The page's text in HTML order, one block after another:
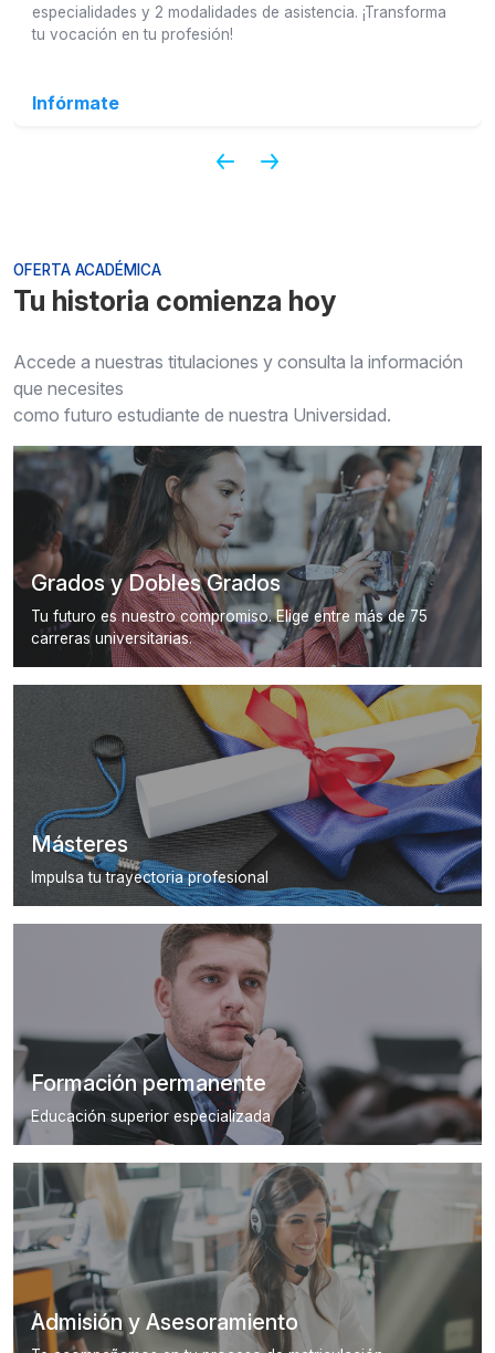
especialidades y 2 modalidades de asistencia. ¡Transforma
tu vocación en tu profesión!
Infórmate
OFERTA ACADÉMICA
Tu historia comienza hoy
Accede a nuestras titulaciones y consulta la información
que necesites
como futuro estudiante de nuestra Universidad.
Grados y Dobles Grados
Tu futuro es nuestro compromiso. Elige entre más de 75
carreras universitarias.
Másteres
Impulsa tu trayectoria profesional
Formación permanente
Educación superior especializada
Admisión y Asesoramiento